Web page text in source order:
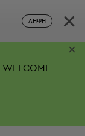
ΛΉΨΗ ×
WELCOME
×